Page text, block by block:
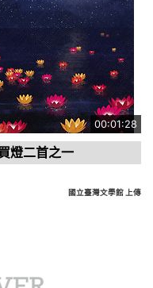
00:01:28
燈二首之一
國立臺灣文學館 上傳